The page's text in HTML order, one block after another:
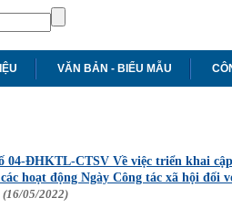
VĂN BẢN - BIỂU MẪU
04-ĐHKTL-CTSV Về việc triển khai
hoạt động Ngày Công tác xã hội đối
(16/05/2022)